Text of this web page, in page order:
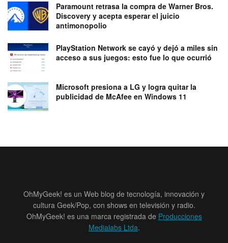
Paramount retrasa la compra de Warner Bros.
Discovery y acepta esperar el juicio
antimonopolio
PlayStation Network se cayó y dejó a miles sin
acceso a sus juegos: esto fue lo que ocurrió
Microsoft presiona a LG y logra quitar la
publicidad de McAfee en Windows 11
OhMyGeek! es un Web blog de tecnología, innovación y
cultura Geek/Pop, con shows en televisión y radio.
OhMyGeek! es una marca registrada de Producciones
Medialabs Ltda.